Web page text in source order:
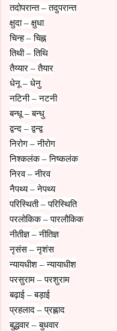
तदोपरान्त–तदुपरान्त
क्षुदा– क्षुधा
चिन्ह–चिह्न
तिथी–तिथि
तैय्यार –तैयार
धेनू – धेनु
नटिनी–नटनी
बन्धू –बन्धु
द्वन्द –द्वन्द्व
निरोग –नीरोग
निश्कलंक–निष्कलंक
निरव–नीरव
नैपथ्य–नेपथ्य
परिस्थिती–परिस्थिति
परलोकिक–पारलौकिक
नीतीज्ञ–नीतिज्ञ
नृसंस–नृशंस
न्यायधीश –न्यायाधीश
परसुराम –परशुराम
बढ़ाई–बड़ाई
प्रहलाद –प्रह्लाद
बुद्धवार –बुधवार